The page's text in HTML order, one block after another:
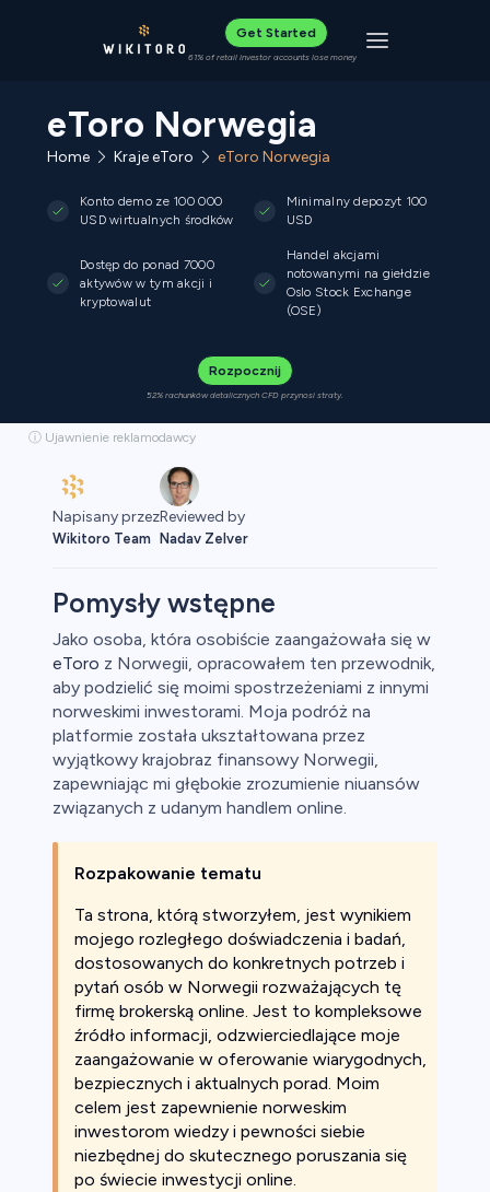
Get Started
61% of retail investor accounts lose money Toggle
eToro Norwegia
Home Kraje eToro eToro Norwegia
Konto demo ze 100 000
USD wirtualnych środków
Minimalny depozyt 100
USD
Dostęp do ponad 7000
aktywów w tym akcji i
kryptowalut
Handel akcjami
notowanymi na giełdzie
Oslo Stock Exchange
(OSE)
Rozpocznij
52% rachunków detalicznych CFD przynosi straty.
ⓘ Ujawnienie reklamodawcy
Napisany przez
Wikitoro Team
Reviewed by
Nadav Zelver
Pomysły wstępne
Jako osoba, która osobiście zaangażowała się w
eToro z Norwegii, opracowałem ten przewodnik,
aby podzielić się moimi spostrzeżeniami z innymi
norweskimi inwestorami. Moja podróż na
platformie została ukształtowana przez
wyjątkowy krajobraz finansowy Norwegii,
zapewniając mi głębokie zrozumienie niuansów
związanych z udanym handlem online.
Rozpakowanie tematu
Ta strona, którą stworzyłem, jest wynikiem
mojego rozległego doświadczenia i badań,
dostosowanych do konkretnych potrzeb i
pytań osób w Norwegii rozważających tę
firmę brokerską online. Jest to kompleksowe
źródło informacji, odzwierciedlające moje
zaangażowanie w oferowanie wiarygodnych,
bezpiecznych i aktualnych porad. Moim
celem jest zapewnienie norweskim
inwestorom wiedzy i pewności siebie
niezbędnej do skutecznego poruszania się
po świecie inwestycji online.